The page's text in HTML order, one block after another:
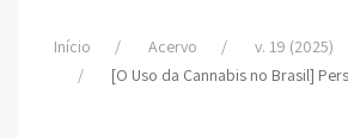
Início Acervo
v. 19 (2025)
[O Uso da Cannabis no Brasil]